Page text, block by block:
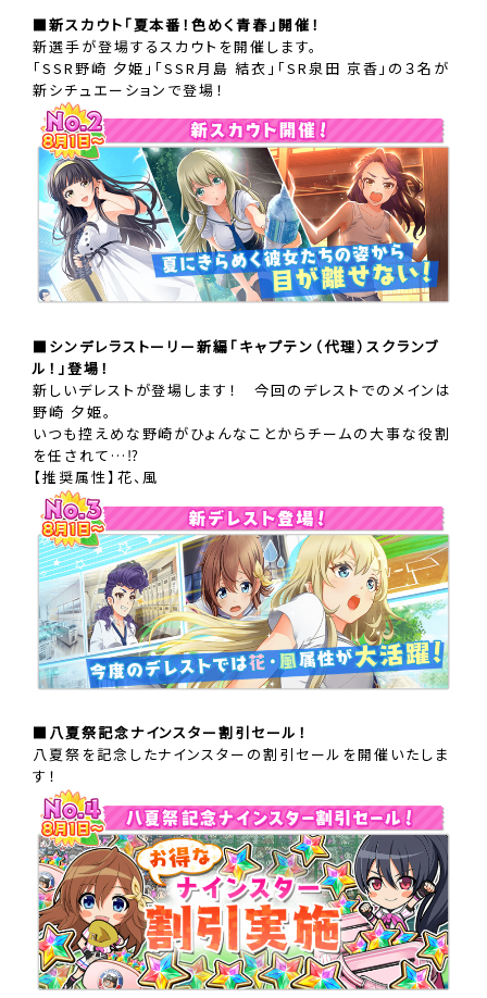
■新スカウト「夏本番！色めく青春」開催！
新選手が登場するスカウトを開催します。
「SSR野崎 夕姫」「SSR月島 結衣」「SR泉田 京香」の３名が
新シチュエーションで登場！
■シンデレラストーリー新編「キャプテン（代理）スクランブ
ル！」登場！
新しいデレストが登場します！ 今回のデレストでのメインは
野崎 夕姫。
いつも控えめな野崎がひょんなことからチームの大事な役割
を任されて…⁉
【推奨属性】花、風
■八夏祭記念ナインスター割引セール！
八夏祭を記念したナインスターの割引セールを開催いたしま
す！